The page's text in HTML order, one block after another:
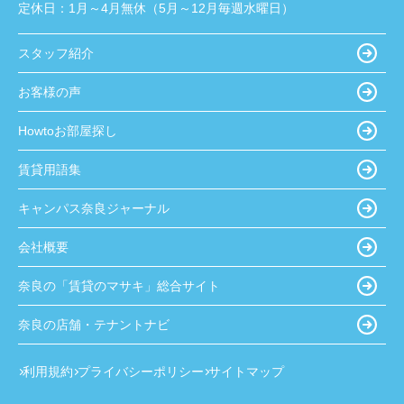
定休日： 1月～4月無休（5月～12月毎週水曜日）
スタッフ紹介
お客様の声
Howtoお部屋探し
賃貸用語集
キャンパス奈良ジャーナル
会社概要
奈良の「賃貸のマサキ」総合サイト
奈良の店舗・テナントナビ
利用規約 プライバシーポリシー サイトマップ